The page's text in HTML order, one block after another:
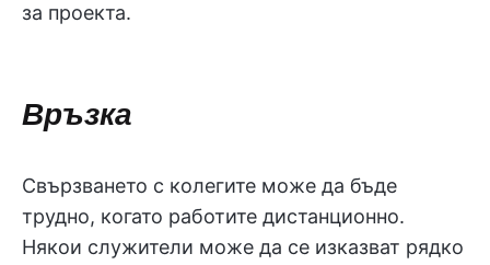
за проекта.
Връзка
Свързването с колегите може да бъде
трудно, когато работите дистанционно.
Някои служители може да се изказват рядко